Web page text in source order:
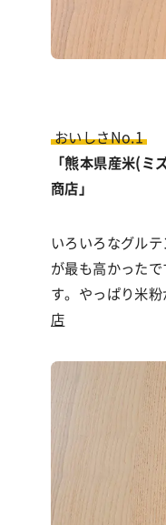
おいしさNo.1
「熊本県産米(ミ
商店」
いろいろなグル
が最も高かった
す。やっぱり米
店